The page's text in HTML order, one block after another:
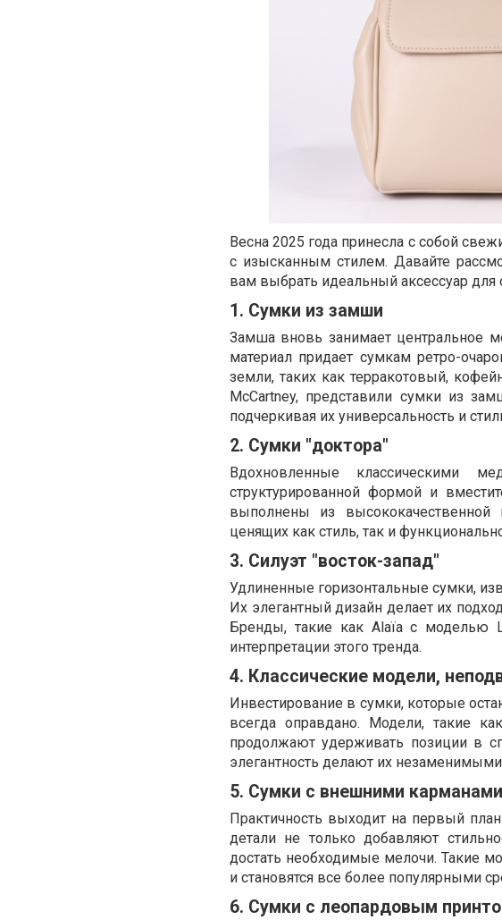
Весна 2025 года принесла с собой
с изысканным стилем. Давайте
вам выбрать идеальный аксессуар для
1. Сумки из замши
Замша вновь занимает центральное
материал придает сумкам ретро-
земли, таких как терракотовый,
McCartney, представили сумки из
подчеркивая их универсальность и
2. Сумки "доктора"
Вдохновленные классическими
структурированной формой и
выполнены из
ценящих как стиль, так и
3. Силуэт "восток-запад"
Удлиненные горизонтальные сумки,
Их элегантный дизайн делает их
Бренды, такие как Alaïa с моделью
интерпретации этого тренда.
4. Классические модели,
Инвестирование в сумки, которые
всегда оправдано. Модели, такие
продолжают удерживать позиции в
элегантность делают их
5. Сумки с внешними карманами
Практичность выходит на первый
детали не только добавляют
достать необходимые мелочи. Такие
и становятся все более популярными
6. Сумки с леопардовым